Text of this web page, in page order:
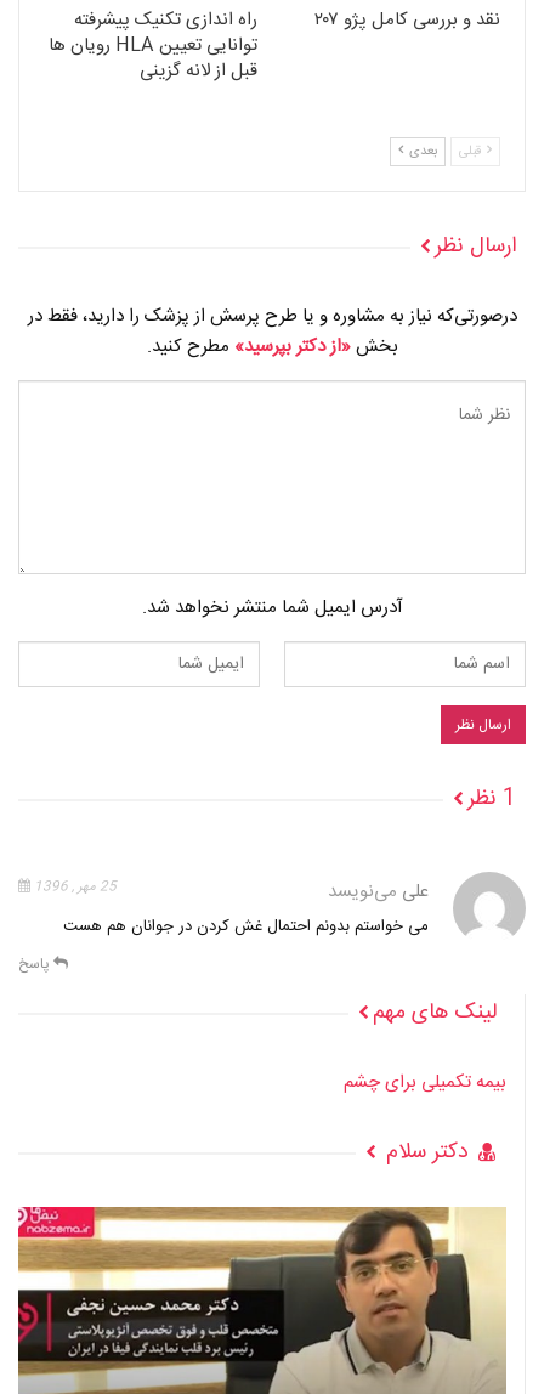
نقد و بررسی کامل پژو ۲۰۷
راه اندازی تکنیک پیشرفته
توانایی تعیین HLA رویان ها
قبل از لانه گزینی
قبلی بعدی
ارسال نظر
درصورتی‌که نیاز به مشاوره و یا طرح پرسش از پزشک را دارید، فقط در
بخش«از دکتر بپرسید» مطرح کنید.
آدرس ایمیل شما منتشر نخواهد شد.
1 نظر
علی می‌نویسد 25 مهر , 1396
می خواستم بدونم احتمال غش کردن در جوانان هم هست
پاسخ
لینک های مهم
بیمه تکمیلی برای چشم
دکتر سلام